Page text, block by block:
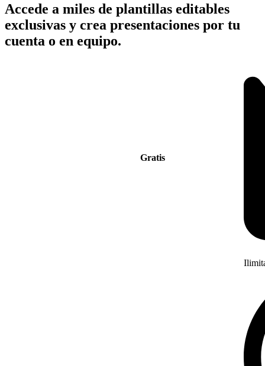
Accede a miles de plantillas editables
exclusivas y crea presentaciones por tu
cuenta o en equipo.
Gratis